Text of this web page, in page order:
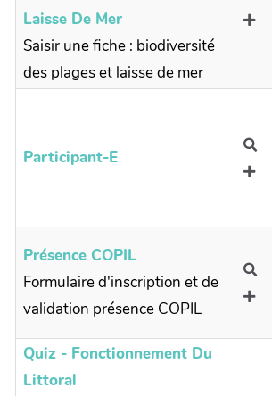
Laisse De Mer
Saisir une fiche : biodiversité
des plages et laisse de mer
Participant-E
Présence COPIL
Formulaire d'inscription et de
validation présence COPIL
Quiz - Fonctionnement Du
Littoral